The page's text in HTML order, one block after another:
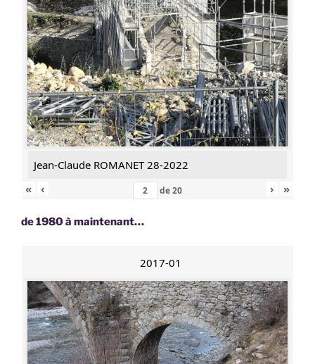
Jean-Claude ROMANET 28-2022
«
‹ de20 › »
de 1980 à maintenant…
2017-01